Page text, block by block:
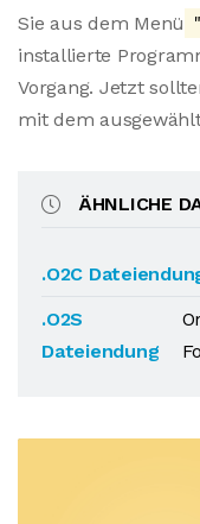
Sie aus dem Menü
installierte
Vorgang. Jetzt
mit dem
ÄHNLICHE
.O2C
.O2S
Dateiendung